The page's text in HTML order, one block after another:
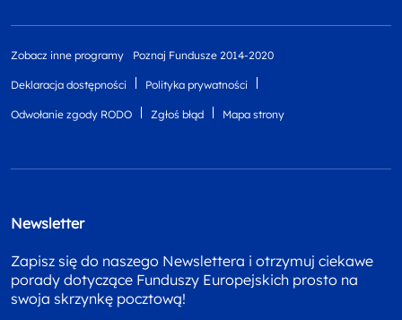
Zobacz inne programy Poznaj Fundusze 2014-2020
Deklaracja dostępności Polityka prywatności
Odwołanie zgody RODO Zgłoś błąd Mapa strony
Newsletter
Zapisz się do naszego Newslettera i otrzymuj ciekawe
porady dotyczące Funduszy Europejskich prosto na
swoja skrzynkę pocztową!